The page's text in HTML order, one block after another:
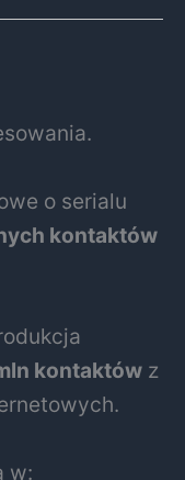
o serialu
kontaktów
kontaktów z
w: